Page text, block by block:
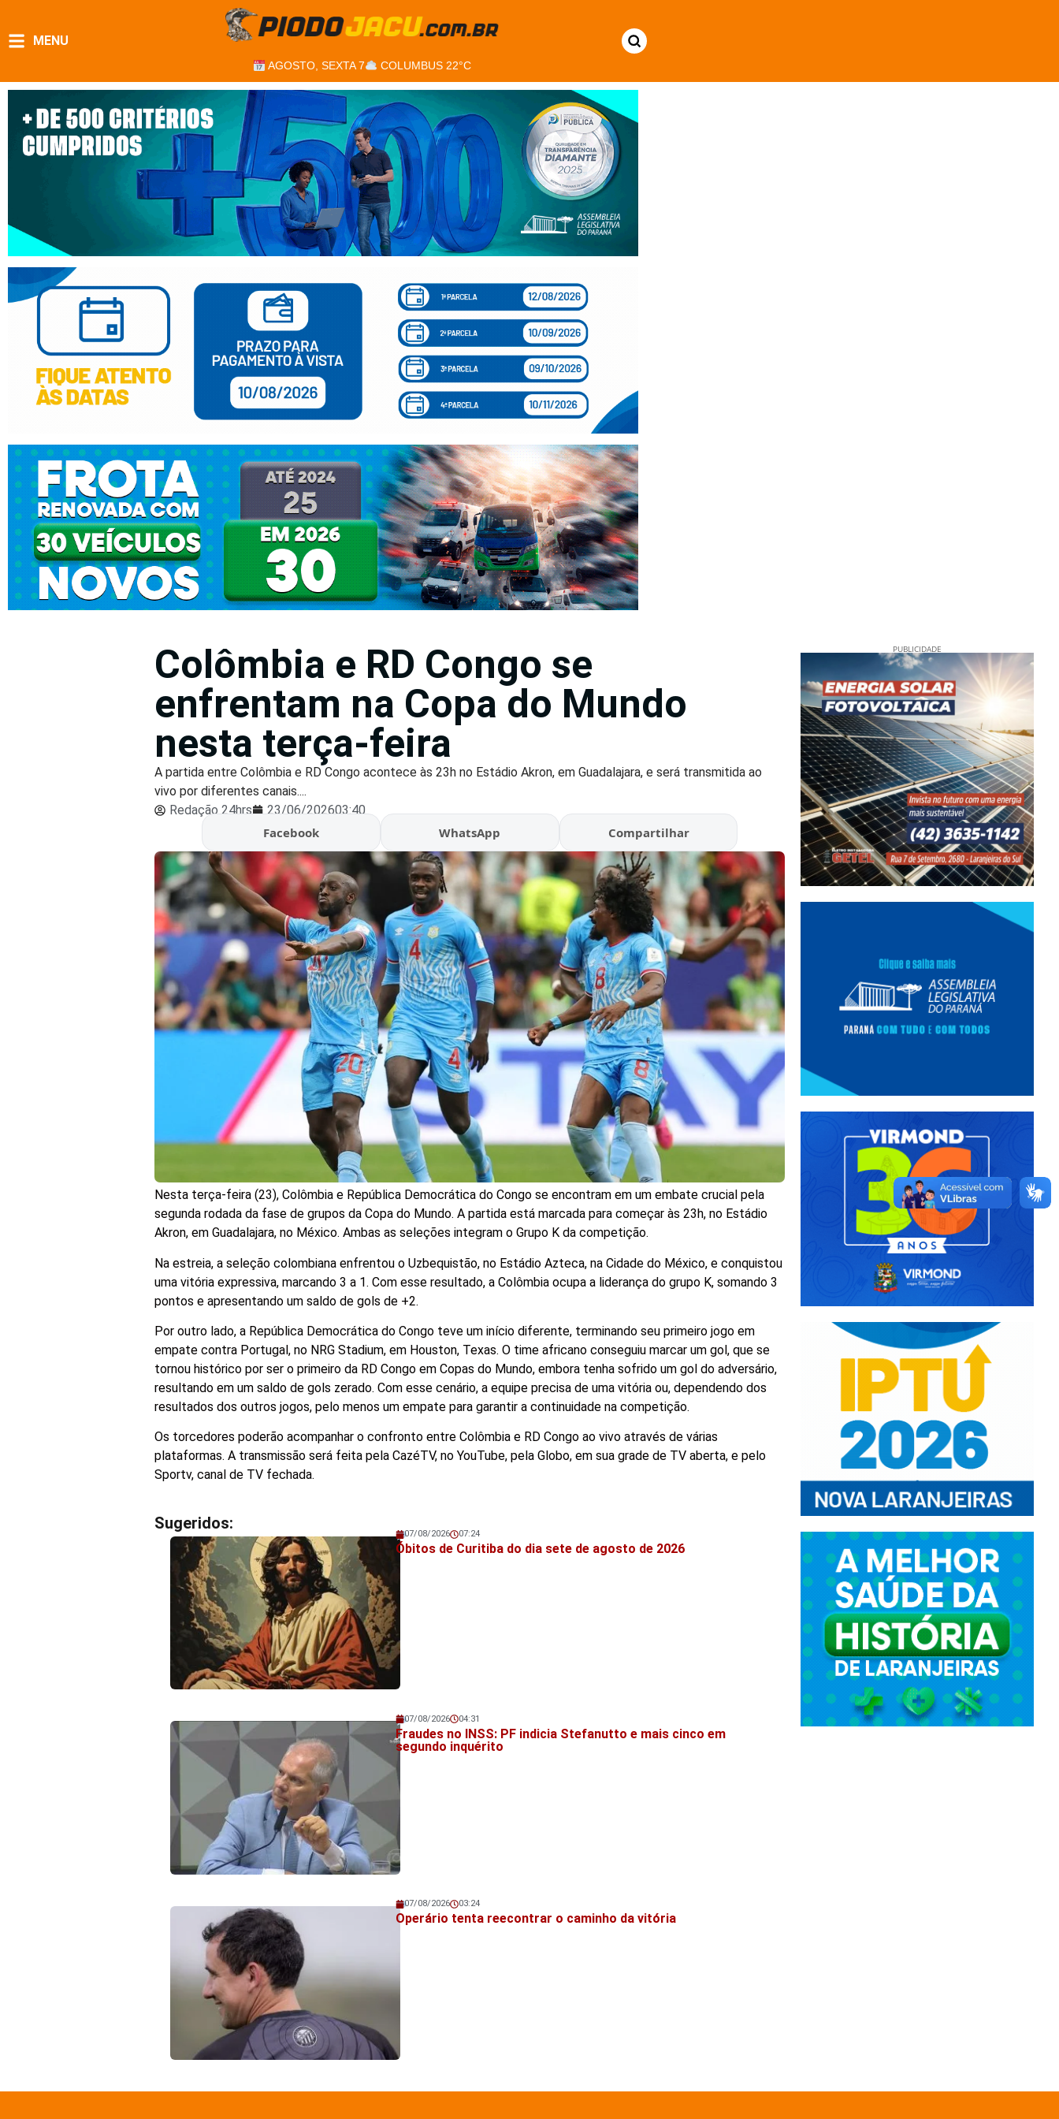
MENU
AGOSTO, SEXTA 7 COLUMBUS 22°C
Colômbia e RD Congo se
enfrentam na Copa do Mundo
nesta terça-feira
A partida entre Colômbia e RD Congo acontece às 23h no Estádio Akron, em Guadalajara, e será transmitida ao
vivo por diferentes canais....
Redação 24hrs
23/06/202603:40
Facebook WhatsApp Compartilhar
Nesta terça-feira (23), Colômbia e República Democrática do Congo se encontram em um embate crucial pela
segunda rodada da fase de grupos da Copa do Mundo. A partida está marcada para começar às 23h, no Estádio
Akron, em Guadalajara, no México. Ambas as seleções integram o Grupo K da competição.
Na estreia, a seleção colombiana enfrentou o Uzbequistão, no Estádio Azteca, na Cidade do México, e conquistou
uma vitória expressiva, marcando 3 a 1. Com esse resultado, a Colômbia ocupa a liderança do grupo K, somando 3
pontos e apresentando um saldo de gols de +2.
Por outro lado, a República Democrática do Congo teve um início diferente, terminando seu primeiro jogo em
empate contra Portugal, no NRG Stadium, em Houston, Texas. O time africano conseguiu marcar um gol, que se
tornou histórico por ser o primeiro da RD Congo em Copas do Mundo, embora tenha sofrido um gol do adversário,
resultando em um saldo de gols zerado. Com esse cenário, a equipe precisa de uma vitória ou, dependendo dos
resultados dos outros jogos, pelo menos um empate para garantir a continuidade na competição.
Os torcedores poderão acompanhar o confronto entre Colômbia e RD Congo ao vivo através de várias
plataformas. A transmissão será feita pela CazéTV, no YouTube, pela Globo, em sua grade de TV aberta, e pelo
Sportv, canal de TV fechada.
Sugeridos:
Veja também!
07/08/2026 07:24
Óbitos de Curitiba do dia sete de agosto de 2026
Veja também!
07/08/2026 04:31
Fraudes no INSS: PF indicia Stefanutto e mais cinco em
segundo inquérito
Veja também!
07/08/2026 03:24
Operário tenta reecontrar o caminho da vitória
PUBLICIDADE